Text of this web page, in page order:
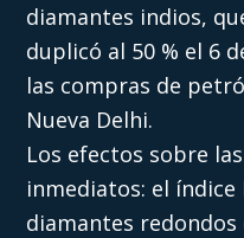
diamantes indios,
duplicó al 50 % el 6
las compras de
Nueva Delhi.
Los efectos sobre
inmediatos: el índice
diamantes